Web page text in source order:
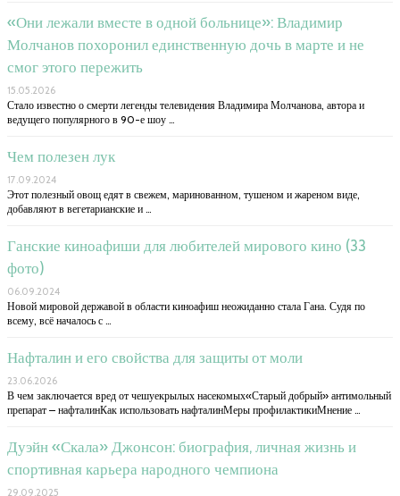
«Они лежали вместе в одной больнице»: Владимир
Молчанов похоронил единственную дочь в марте и не
смог этого пережить
15.05.2026
Стало известно о смерти легенды телевидения Владимира Молчанова, автора и
ведущего популярного в 90-е шоу …
Чем полезен лук
17.09.2024
Этот полезный овощ едят в свежем, маринованном, тушеном и жареном виде,
добавляют в вегетарианские и …
Ганские киноафиши для любителей мирового кино (33
фото)
06.09.2024
Новой мировой державой в области киноафиш неожиданно стала Гана. Судя по
всему, всё началось с …
Нафталин и его свойства для защиты от моли
23.06.2026
В чем заключается вред от чешуекрылых насекомых«Старый добрый» антимольный
препарат – нафталинКак использовать нафталинМеры профилактикиМнение …
Дуэйн «Скала» Джонсон: биография, личная жизнь и
спортивная карьера народного чемпиона
29.09.2025